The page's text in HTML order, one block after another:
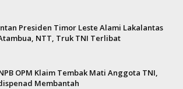
Presiden Timor Leste Alami Lakalantas
NTT, Truk TNI Terlibat
OPM Klaim Tembak Mati Anggota TNI,
Membantah